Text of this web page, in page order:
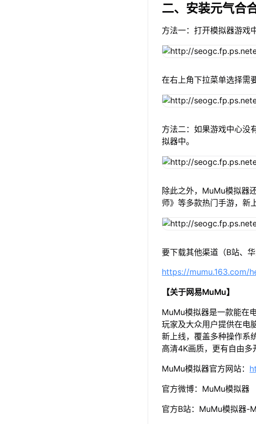
二、安装元气合
方法一：打开模拟器游戏
在右上角下拉菜单选择需
方法二：如果游戏中心没
拟器中。
除此之外，MuMu模拟器
师》等多款热门手游，新
要下载其他渠道（B站、
https://mumu.163.com/
【关于网易MuMu】
MuMu模拟器是一款能在
玩家及大众用户提供在电
新上线，覆盖多种操作系
高清4K画质，更有自由多
MuMu模拟器官方网站：
官方微博：MuMu模拟器
官方B站：MuMu模拟器-